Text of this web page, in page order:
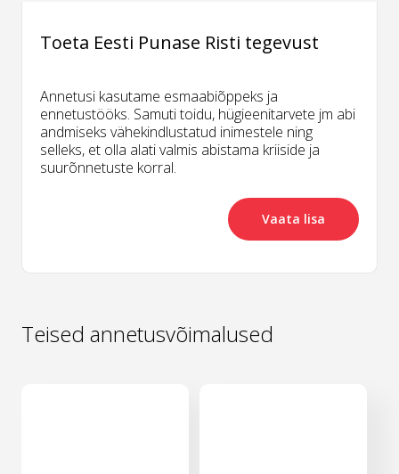
Toeta Eesti Punase Risti tegevust
Annetusi kasutame esmaabiõppeks ja
ennetustööks. Samuti toidu, hügieenitarvete jm abi
andmiseks vähekindlustatud inimestele ning
selleks, et olla alati valmis abistama kriiside ja
suurõnnetuste korral.
Vaata lisa
Teised annetusvõimalused